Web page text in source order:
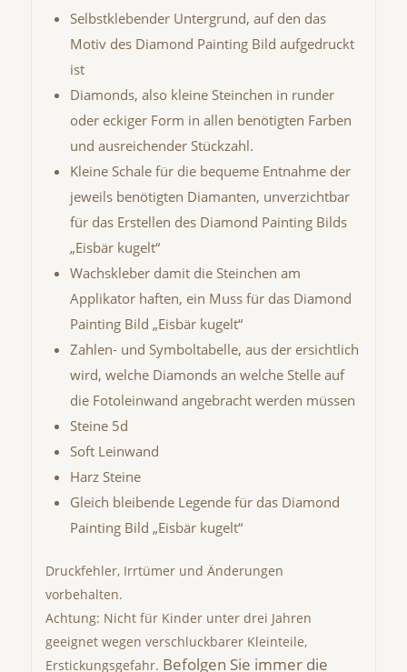
Selbstklebender Untergrund, auf den das
Motiv des Diamond Painting Bild aufgedruckt
ist
Diamonds, also kleine Steinchen in runder
oder eckiger Form in allen benötigten Farben
und ausreichender Stückzahl.
Kleine Schale für die bequeme Entnahme der
jeweils benötigten Diamanten, unverzichtbar
für das Erstellen des Diamond Painting Bilds
„Eisbär kugelt“
Wachskleber damit die Steinchen am
Applikator haften, ein Muss für das Diamond
Painting Bild „Eisbär kugelt“
Zahlen- und Symboltabelle, aus der ersichtlich
wird, welche Diamonds an welche Stelle auf
die Fotoleinwand angebracht werden müssen
Steine 5d
Soft Leinwand
Harz Steine
Gleich bleibende Legende für das Diamond
Painting Bild „Eisbär kugelt“
Druckfehler, Irrtümer und Änderungen
vorbehalten.
Achtung: Nicht für Kinder unter drei Jahren
geeignet wegen verschluckbarer Kleinteile,
Erstickungsgefahr. Befolgen Sie immer die